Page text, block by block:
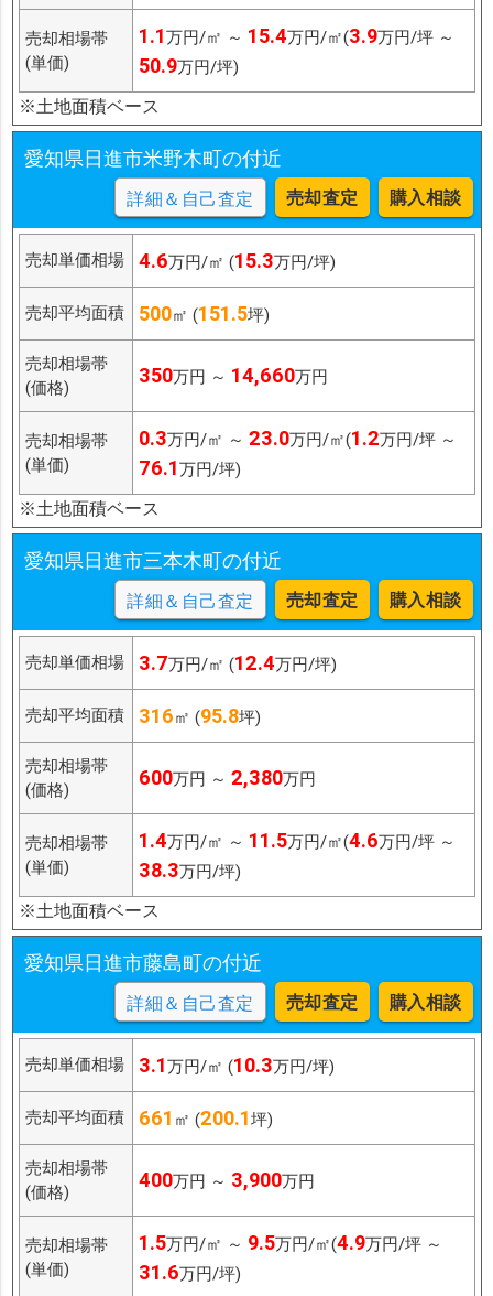
売却相場帯
(単価)
1.1万円/㎡ ～ 15.4万円/㎡(3.9万円/坪 ～
50.9万円/坪)
※土地面積ベース
愛知県日進市米野木町の付近
詳細＆自己査定 売却査定 購入相談
売却単価相場 4.6万円/㎡ (15.3万円/坪)
売却平均面積 500㎡ (151.5坪)
売却相場帯
(価格)
350万円 ～ 14,660万円
売却相場帯
(単価)
0.3万円/㎡ ～ 23.0万円/㎡(1.2万円/坪 ～
76.1万円/坪)
※土地面積ベース
愛知県日進市三本木町の付近
詳細＆自己査定 売却査定 購入相談
売却単価相場 3.7万円/㎡ (12.4万円/坪)
売却平均面積 316㎡ (95.8坪)
売却相場帯
(価格)
600万円 ～ 2,380万円
売却相場帯
(単価)
1.4万円/㎡ ～ 11.5万円/㎡(4.6万円/坪 ～
38.3万円/坪)
※土地面積ベース
愛知県日進市藤島町の付近
詳細＆自己査定 売却査定 購入相談
売却単価相場 3.1万円/㎡ (10.3万円/坪)
売却平均面積 661 ㎡ (200.1坪)
売却相場帯
(価格)
400万円 ～ 3,900万円
売却相場帯
(単価)
1.5万円/㎡ ～ 9.5万円/㎡(4.9万円/坪 ～
31.6万円/坪)